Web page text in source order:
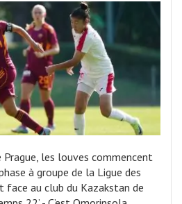
Prague, les louves commencent
à groupe de la Ligue des
face au club du Kazakstan de